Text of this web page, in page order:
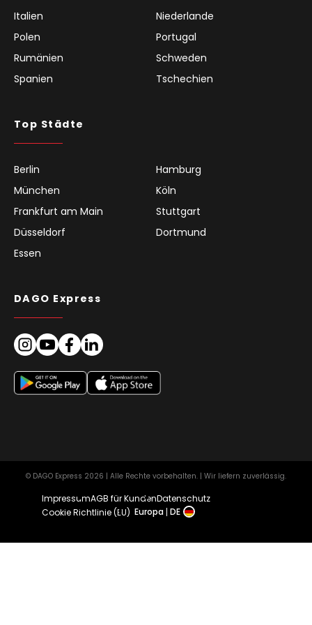
Italien
Niederlande
Polen
Portugal
Rumänien
Schweden
Spanien
Tschechien
Top Städte
Berlin
Hamburg
München
Köln
Frankfurt am Main
Stuttgart
Düsseldorf
Dortmund
Essen
DAGO Express
© DAGO Express 2026 | Alle Rechte vorbehalten. | Wir liefern zuverlässig.
ImpressumAGB für KundenDatenschutz
Cookie Richtlinie (EU) Europa DE